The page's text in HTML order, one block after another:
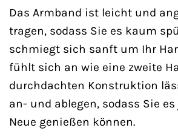
Das Armband ist leicht und
tragen, sodass Sie es kaum
schmiegt sich sanft um Ihr
fühlt sich an wie eine zweite
durchdachten Konstruktion
an- und ablegen, sodass Sie
Neue genießen können.